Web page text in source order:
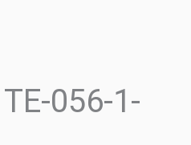
056-1-